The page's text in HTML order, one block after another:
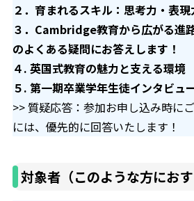
２． 育まれるスキル：思考力・表
３． Cambridge教育から広がる進
のよくある疑問にお答えします！
４. 英国式教育の魅力と支える環境
５. 第一期卒業学年生徒インタビュ
>> 質疑応答：参加お申し込み時に
には、優先的に回答いたします！
対象者（このような方におす